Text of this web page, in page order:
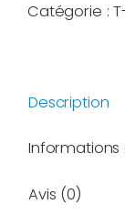
Catégorie :
Description
Avis (0)